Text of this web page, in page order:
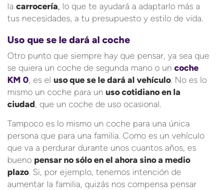
la carrocería, lo que te ayudará a adaptarlo más a
tus necesidades, a tu presupuesto y estilo de vida.
Uso que se le dará al coche
Otro punto que siempre hay que pensar, ya sea que
se quiera un coche de segunda mano o un coche
KM 0, es el uso que se le dará al vehículo. No es lo
mismo un coche para un uso cotidiano en la
ciudad, que un coche de uso ocasional.
Tampoco es lo mismo un coche para una única
persona que para una familia. Como es un vehículo
que va a perdurar durante unos cuantos años, es
bueno pensar no sólo en el ahora sino a medio
plazo. Si, por ejemplo, tenemos intención de
aumentar la familia, quizás nos compensa pensar